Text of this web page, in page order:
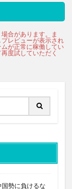
勢に負けるな